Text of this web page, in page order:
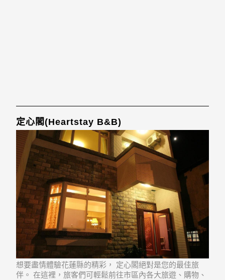
定心閣(Heartstay B&B)
想要盡情體驗花蓮縣的精彩， 定心閣絕對是您的最佳旅
伴。 在這裡，旅客們可輕鬆前往市區內各大旅遊、購物、